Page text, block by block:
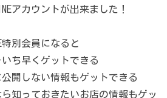
アカウントが出来ました！
別会員になると
ち早くゲットできる
開しない情報もゲットできる
知っておきたいお店の情報もゲッ